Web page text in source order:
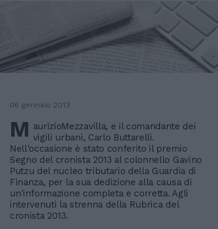
06 gennaio 2013
M aurizioMezzavilla, e il comandante dei
vigili urbani, Carlo Buttarelli.
Nell'occasione è stato conferito il premio
Segno del cronista 2013 al colonnello Gavino
Putzu del nucleo tributario della Guardia di
Finanza, per la sua dedizione alla causa di
un'informazione completa e corretta. Agli
intervenuti la strenna della Rubrica del
cronista 2013.